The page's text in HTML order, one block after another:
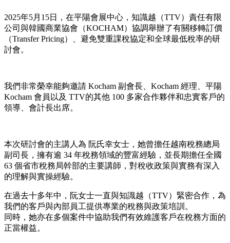
2025年5月15日，在平陽會展中心，知識越（TTV）責任有限
公司與韓國商業協會（KOCHAM）協調舉辦了有關移轉訂價
（Transfer Pricing）、避免雙重課稅協定和全球最低稅率的研
討會。
我們非常榮幸能夠邀請 Kocham 副會長、Kocham 經理、平陽
Kocham 會員以及 TTV的其他 100 多家合作夥伴和忠實客戶的
領導、會計長出席。
本次研討會的主講人為 阮氏幸女士，她曾擔任越南稅務總局
副司長，擁有逾 34 年稅務領域的豐富經驗，並長期擔任全國
63 個省市稅務局幹部的主要講師，對稅收政策與實務有深入
的理解與實操經驗。
在過去十多年中，阮女士一直與知識越（TTV）緊密合作，為
我們的客戶與內部員工提供專業的稅務與政策培訓。
同時，她亦在多個案件中協助我們有效維護客戶在稅務方面的
正當權益。